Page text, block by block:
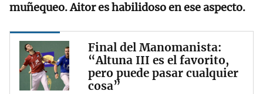
muñequeo. Aitor es habilidoso en ese aspecto.
Final del Manomanista:
“Altuna III es el favorito,
pero puede pasar cualquier
cosa”